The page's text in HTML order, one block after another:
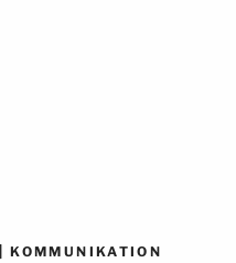
|KOMMUNIKATION